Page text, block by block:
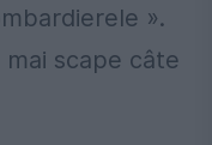
».
scape câte